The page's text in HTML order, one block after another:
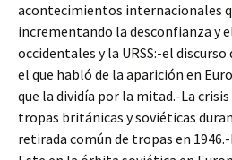
acontecimientos internacionales
incrementando la desconfianza y
occidentales y la URSS:-el
el que habló de la aparición en
que la dividía por la mitad.-La crisis
tropas británicas y soviéticas
retirada común de tropas en